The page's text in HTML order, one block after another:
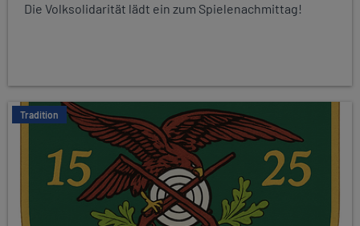
Die Volksolidarität lädt ein zum Spielenachmittag!
Tradition